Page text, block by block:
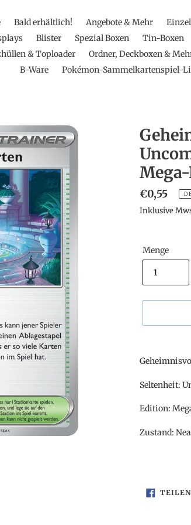
Bald erhältlich! Angebote & Mehr
Blister Spezial Boxen Tin-Boxen
& Toploader
Ordner, Deckboxen &
B-Ware
Pokémon-Sammelkartenspiel-
Normaler
Preis
€0,55
Inklusive
Menge
wird
zum
Warenkorb
Seltenheit:
Edition:
Zustand:
TEILEN